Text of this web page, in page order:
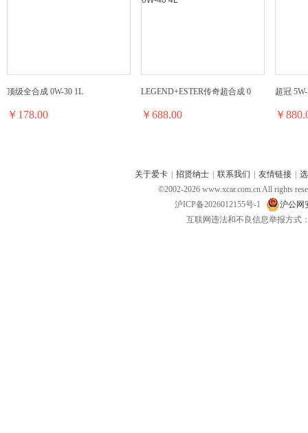
顶级全合成 0W-30 1L
￥178.00
LEGEND+ESTER传奇超合成 0
￥688.00
超冠
￥
关于爱卡 招贤纳士 联系我们 友情链接
©2002-2026 www.xcar.com.cn All rights
沪ICP备2026012155号-1
沪公网
互联网违法和不良信息举报方式